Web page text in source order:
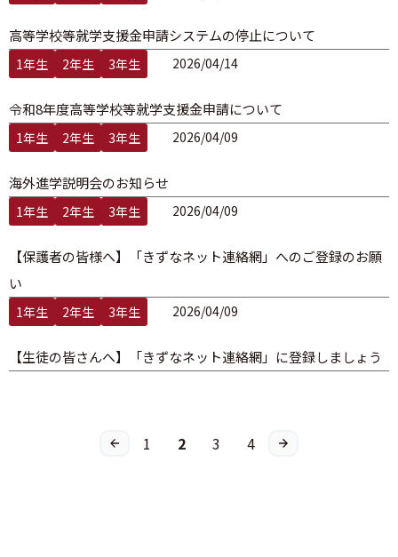
高等学校等就学支援金申請システムの停止について
令和8年度高等学校等就学支援金申請について
1年生 2年生 3年生 2026/04/14
海外進学説明会のお知らせ
1年生 2年生 3年生 2026/04/09
【保護者の皆様へ】「きずなネット連絡網」へのご登録のお願
い
1年生 2年生 3年生 2026/04/09
【生徒の皆さんへ】「きずなネット連絡網」に登録しましょう
1年生 2年生 3年生 2026/04/09
1 2 3 4